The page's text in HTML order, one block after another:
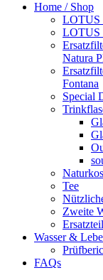
Home / Shop
LOTUS
LOTUS
Natura
Fontana
Special
Tee
Zweite
Wasser &
FAQs